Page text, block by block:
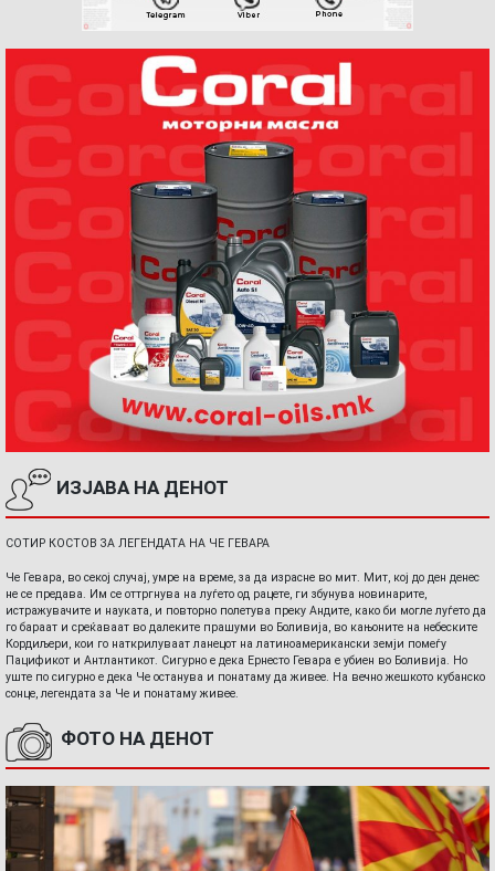
ИЗЈАВА НА ДЕНОТ
СОТИР КОСТОВ ЗА ЛЕГЕНДАТА НА ЧЕ ГЕВАРА
Че Гевара, во секој случај, умре на време, за да израсне во мит. Мит, кој до ден денес
не се предава. Им се оттргнува на луѓето од рацете, ги збунува новинарите,
истражувачите и науката, и повторно полетува преку Андите, како би могле луѓето да
го бараат и среќаваат во далеките прашуми во Боливија, во кањоните на небеските
Кордиљери, кои го наткрилуваат ланецот на латиноамерикански земји помеѓу
Пацификот и Антлантикот. Сигурно е дека Ернесто Гевара е убиен во Боливија. Но
уште по сигурно е дека Че останува и понатаму да живее. На вечно жешкото кубанско
сонце, легендата за Че и понатаму живее.
ФОТО НА ДЕНОТ